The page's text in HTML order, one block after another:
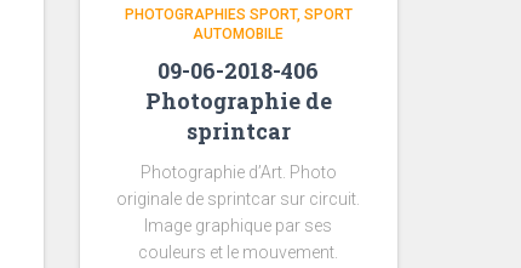
PHOTOGRAPHIES SPORT SPORT
AUTOMOBILE
09-06-2018-406
Photographie de
sprintcar
Photographie d’Art. Photo
originale de sprintcar sur circuit.
Image graphique par ses
couleurs et le mouvement.